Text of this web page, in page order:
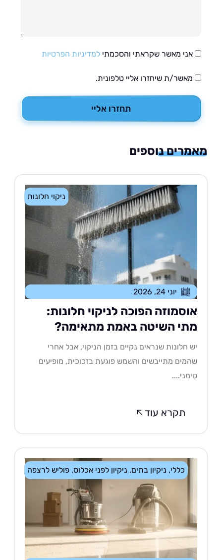
אני מאשר שקראתי והסכמתילמדיניות הפרטיות
מאשר/ת שיחזרו אליי טלפונית.
תחזרו אליי
נוספים
ניקוי חלונות
יוני 24, 2026
הפוכה לניקוי חלונות:
השיטה באמת מתאימה?
חלונות שנראים נקיים בזמן הניקוי, אבל אחרי
מתייבשים והשמש פוגעת בזכוכית, מופיעים
תקרא עוד
ניקיון בתים,ניקיון לפני אכלוס,פוליש לרצפה